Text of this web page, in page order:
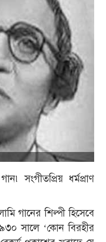
সংগীতপ্রিয় ধর্মপ্রাণ
গানের শিল্পী হিসেবে
সালে ‘কোন বিরহীর